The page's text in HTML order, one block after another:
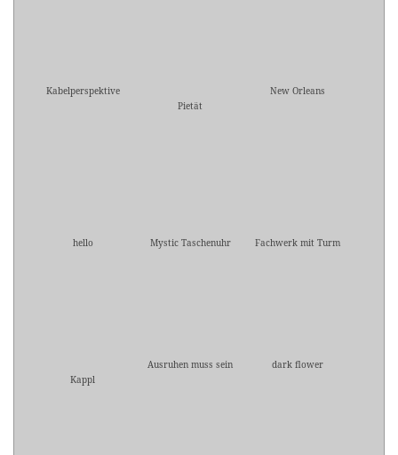
Kabelperspektive
Pietät
New Orleans
hello Mystic Taschenuhr Fachwerk mit Turm
Kappl
Ausruhen muss sein dark flower